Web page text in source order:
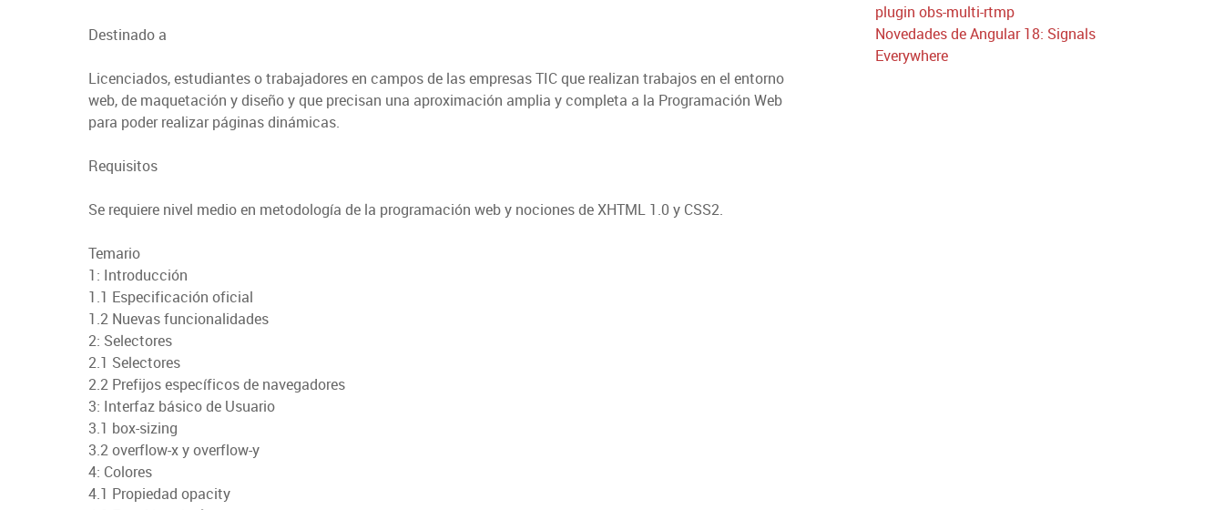
Destinado a
Licenciados, estudiantes o trabajadores en campos de las empresas TIC que realizan trabajos en el entorno
web, de maquetación y diseño y que precisan una aproximación amplia y completa a la Programación Web
para poder realizar páginas dinámicas.
Requisitos
Se requiere nivel medio en metodología de la programación web y nociones de XHTML 1.0 y CSS2.
Temario
1: Introducción
1.1 Especificación oficial
1.2 Nuevas funcionalidades
2: Selectores
2.1 Selectores
2.2 Prefijos específicos de navegadores
3: Interfaz básico de Usuario
3.1 box-sizing
3.2 overflow-x y overflow-y
4: Colores
4.1 Propiedad opacity
plugin obs-multi-rtmp
Novedades de Angular 18: Signals
Everywhere